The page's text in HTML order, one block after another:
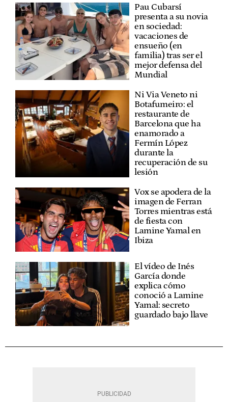
Pau Cubarsí
presenta a su novia
en sociedad:
vacaciones de
ensueño (en
familia) tras ser el
mejor defensa del
Mundial
Ni Via Veneto ni
Botafumeiro: el
restaurante de
Barcelona que ha
enamorado a
Fermín López
durante la
recuperación de su
lesión
Vox se apodera de la
imagen de Ferran
Torres mientras está
de fiesta con
Lamine Yamal en
Ibiza
El vídeo de Inés
García donde
explica cómo
conoció a Lamine
Yamal: secreto
guardado bajo llave